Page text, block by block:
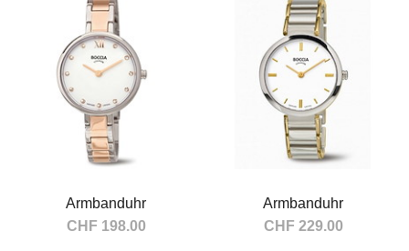
Armbanduhr
CHF 198.00
Armbanduhr
CHF 229.00